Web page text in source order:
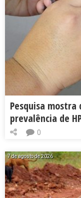
Pesquisa mostra
prevalência de
0
7 de agosto de 2026